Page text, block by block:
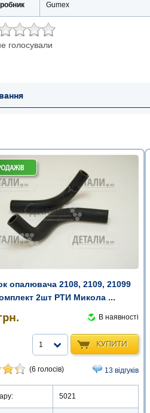
Gumex
голосували
опалювача 2108, 2109, 21099
2шт РТИ Микола ...
В наявності
КУПИТИ
1
(6 голосів) 13 відгуків
5021